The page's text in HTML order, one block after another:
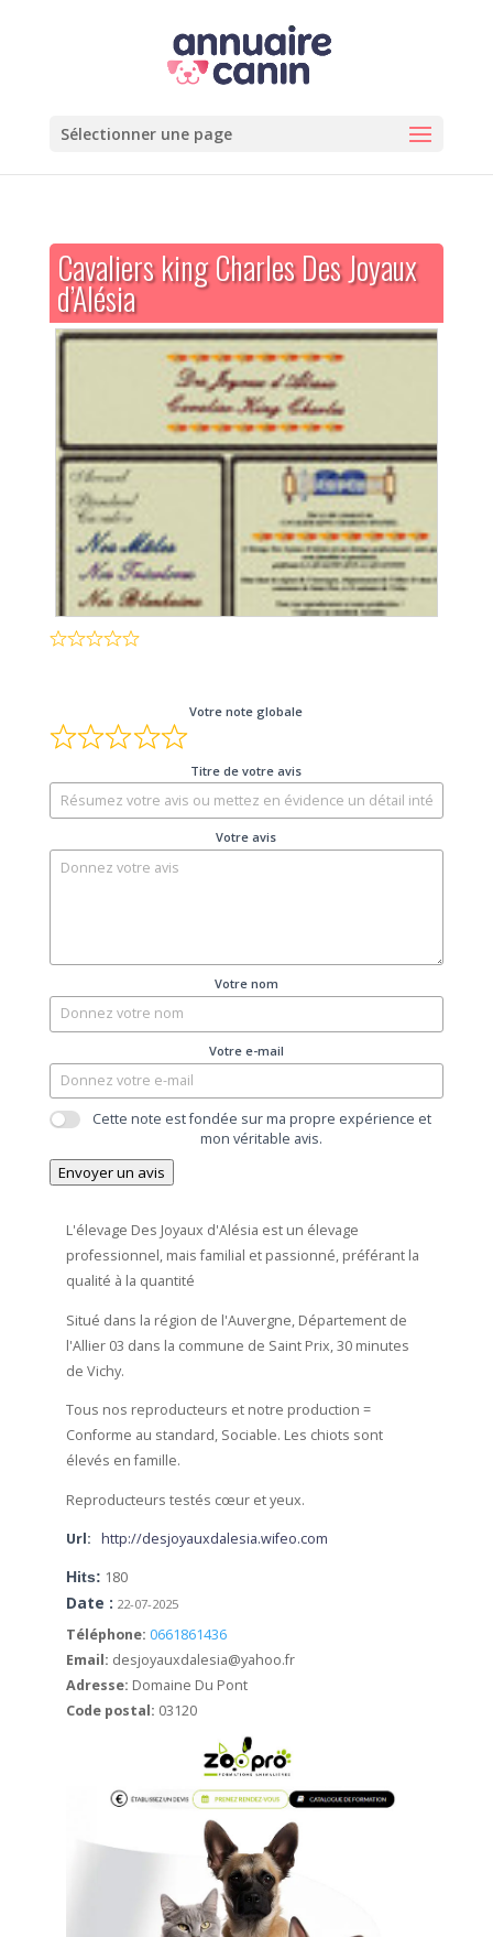
Sélectionner une page
Cavaliers king Charles Des Joyaux
d’Alésia
Votre note globale
Titre de votre avis
Votre avis
Votre nom
Votre e-mail
Cette note est fondée sur ma propre expérience et
mon véritable avis.
Envoyer un avis
L'élevage Des Joyaux d'Alésia est un élevage
professionnel, mais familial et passionné, préférant la
qualité à la quantité
Situé dans la région de l'Auvergne, Département de
l'Allier 03 dans la commune de Saint Prix, 30 minutes
de Vichy.
Tous nos reproducteurs et notre production =
Conforme au standard, Sociable. Les chiots sont
élevés en famille.
Reproducteurs testés cœur et yeux.
Url: http://desjoyauxdalesia.wifeo.com
Hits: 180
Date : 22-07-2025
Téléphone: 0661861436
Email: desjoyauxdalesia@yahoo.fr
Adresse: Domaine Du Pont
Code postal: 03120